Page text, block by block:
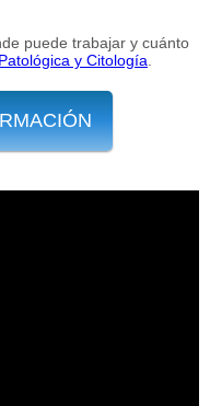
puede trabajar y cuánto
y Citología